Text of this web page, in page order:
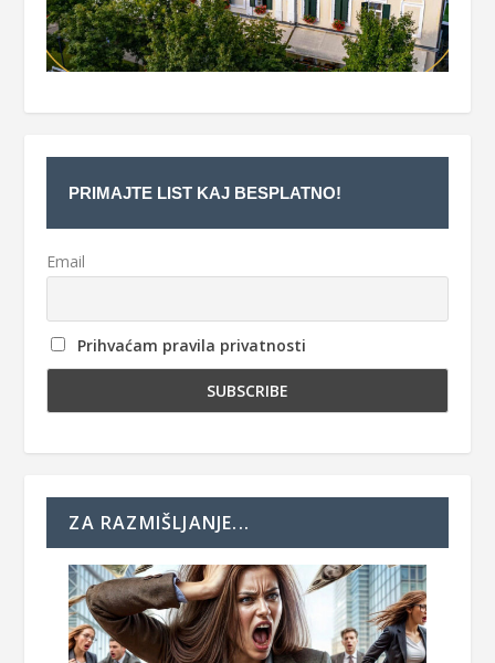
PRIMAJTE LIST KAJ BESPLATNO!
Email
Prihvaćam pravila privatnosti
ZA RAZMIŠLJANJE...